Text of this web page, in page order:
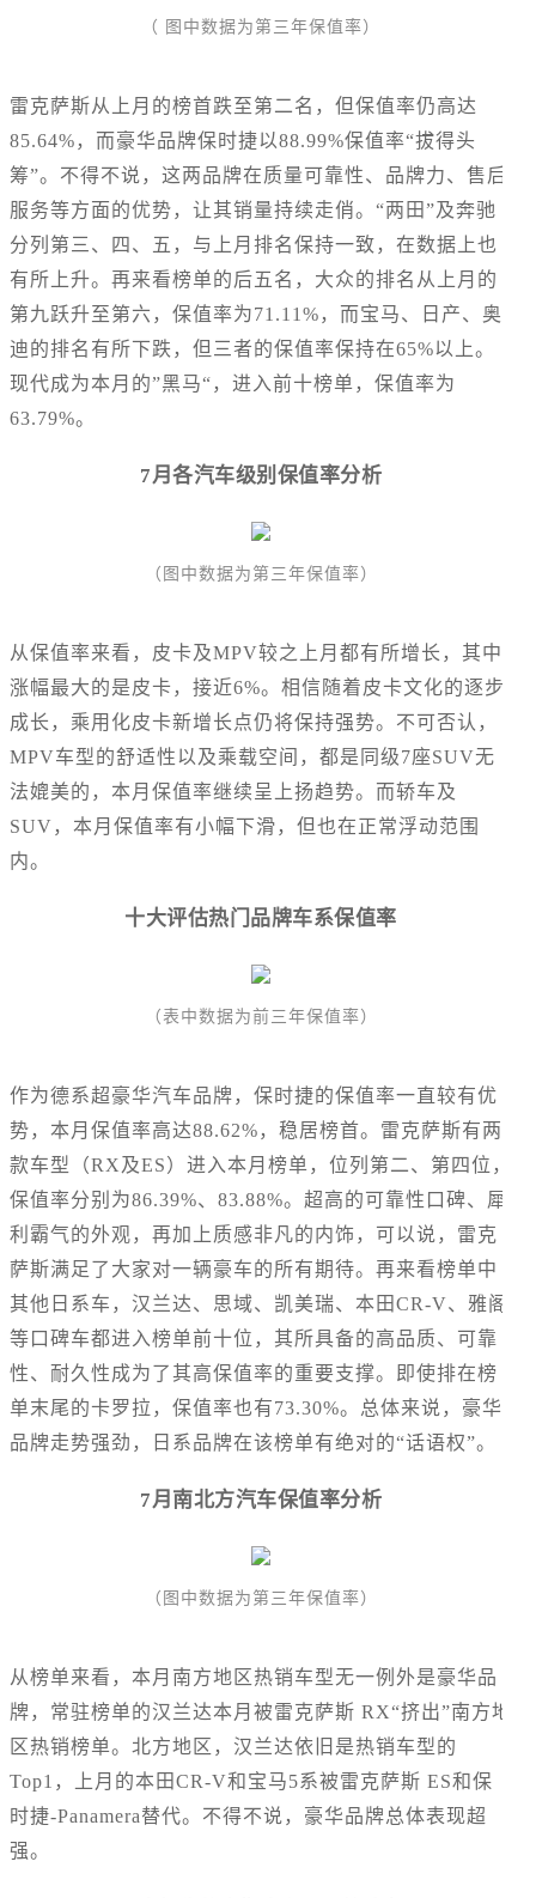
（ 图中数据为第三年保值率）
雷克萨斯从上月的榜首跌至第二名，但保值率仍高达
85.64%，而豪华品牌保时捷以88.99%保值率“拔得头
筹”。不得不说，这两品牌在质量可靠性、品牌力、售后
服务等方面的优势，让其销量持续走俏。“两田”及奔驰
分列第三、四、五，与上月排名保持一致，在数据上也
有所上升。再来看榜单的后五名，大众的排名从上月的
第九跃升至第六，保值率为71.11%，而宝马、日产、奥
迪的排名有所下跌，但三者的保值率保持在65%以上。
现代成为本月的”黑马“，进入前十榜单，保值率为
63.79%。
7月各汽车级别保值率分析
（图中数据为第三年保值率）
从保值率来看，皮卡及MPV较之上月都有所增长，其中
涨幅最大的是皮卡，接近6%。相信随着皮卡文化的逐步
成长，乘用化皮卡新增长点仍将保持强势。不可否认，
MPV车型的舒适性以及乘载空间，都是同级7座SUV无
法媲美的，本月保值率继续呈上扬趋势。而轿车及
SUV，本月保值率有小幅下滑，但也在正常浮动范围
内。
十大评估热门品牌车系保值率
（表中数据为前三年保值率）
作为德系超豪华汽车品牌，保时捷的保值率一直较有优
势，本月保值率高达88.62%，稳居榜首。雷克萨斯有两
款车型（RX及ES）进入本月榜单，位列第二、第四位，
保值率分别为86.39%、83.88%。超高的可靠性口碑、犀
利霸气的外观，再加上质感非凡的内饰，可以说，雷克
萨斯满足了大家对一辆豪车的所有期待。再来看榜单中
其他日系车，汉兰达、思域、凯美瑞、本田CR-V、雅阁
等口碑车都进入榜单前十位，其所具备的高品质、可靠
性、耐久性成为了其高保值率的重要支撑。即使排在榜
单末尾的卡罗拉，保值率也有73.30%。总体来说，豪华
品牌走势强劲，日系品牌在该榜单有绝对的“话语权”。
7月南北方汽车保值率分析
（图中数据为第三年保值率）
从榜单来看，本月南方地区热销车型无一例外是豪华品
牌，常驻榜单的汉兰达本月被雷克萨斯 RX“挤出”南方地
区热销榜单。北方地区，汉兰达依旧是热销车型的
Top1，上月的本田CR-V和宝马5系被雷克萨斯 ES和保
时捷-Panamera替代。不得不说，豪华品牌总体表现超
强。